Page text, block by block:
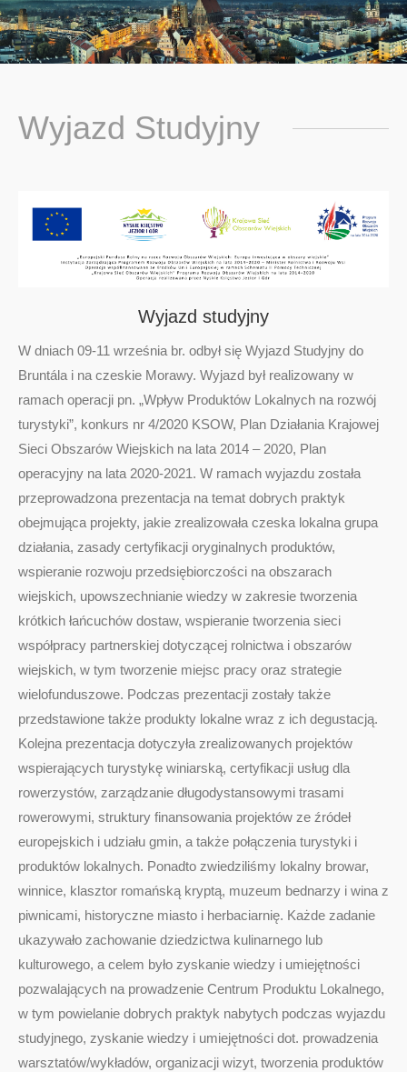
You are here:
Wyjazd Studyjny
Wyjazd studyjny
W dniach 09-11 września br. odbył się Wyjazd Studyjny do
Bruntála i na czeskie Morawy. Wyjazd był realizowany w
ramach operacji pn. „Wpływ Produktów Lokalnych na rozwój
turystyki”, konkurs nr 4/2020 KSOW, Plan Działania Krajowej
Sieci Obszarów Wiejskich na lata 2014 – 2020, Plan
operacyjny na lata 2020-2021. W ramach wyjazdu została
przeprowadzona prezentacja na temat dobrych praktyk
obejmująca projekty, jakie zrealizowała czeska lokalna grupa
działania, zasady certyfikacji oryginalnych produktów,
wspieranie rozwoju przedsiębiorczości na obszarach
wiejskich, upowszechnianie wiedzy w zakresie tworzenia
krótkich łańcuchów dostaw, wspieranie tworzenia sieci
współpracy partnerskiej dotyczącej rolnictwa i obszarów
wiejskich, w tym tworzenie miejsc pracy oraz strategie
wielofunduszowe. Podczas prezentacji zostały także
przedstawione także produkty lokalne wraz z ich degustacją.
Kolejna prezentacja dotyczyła zrealizowanych projektów
wspierających turystykę winiarską, certyfikacji usług dla
rowerzystów, zarządzanie długodystansowymi trasami
rowerowymi, struktury finansowania projektów ze źródeł
europejskich i udziału gmin, a także połączenia turystyki i
produktów lokalnych. Ponadto zwiedziliśmy lokalny browar,
winnice, klasztor romańską kryptą, muzeum bednarzy i wina z
piwnicami, historyczne miasto i herbaciarnię. Każde zadanie
ukazywało zachowanie dziedzictwa kulinarnego lub
kulturowego, a celem było zyskanie wiedzy i umiejętności
pozwalających na prowadzenie Centrum Produktu Lokalnego,
w tym powielanie dobrych praktyk nabytych podczas wyjazdu
studyjnego, zyskanie wiedzy i umiejętności dot. prowadzenia
warsztatów/wykładów, organizacji wizyt, tworzenia produktów